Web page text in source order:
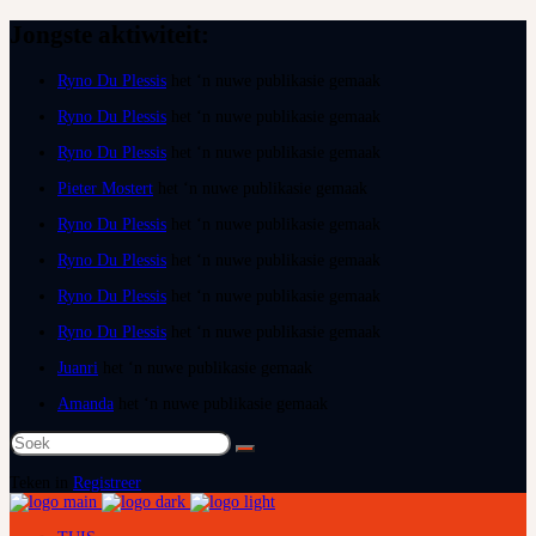
Ryno Du Plessis
Ryno Du Plessis
Ryno Du Plessis
Pieter Mostert
Ryno Du Plessis
Ryno Du Plessis
Ryno Du Plessis
Ryno Du Plessis
Juanri
Amanda
Soek
na:
Registreer